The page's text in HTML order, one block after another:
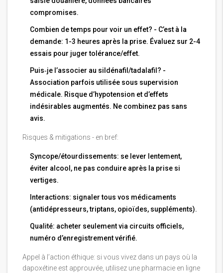
compromises.
Combien de temps pour voir un effet? - C’est à la
demande: 1-3 heures après la prise. Évaluez sur 2-4
essais pour juger tolérance/effet.
Puis‑je l’associer au sildénafil/tadalafil? -
Association parfois utilisée sous supervision
médicale. Risque d’hypotension et d’effets
indésirables augmentés. Ne combinez pas sans
avis.
Risques & mitigations - en bref:
Syncope/étourdissements: se lever lentement,
éviter alcool, ne pas conduire après la prise si
vertiges.
Interactions: signaler tous vos médicaments
(antidépresseurs, triptans, opioïdes, suppléments).
Qualité: acheter seulement via circuits officiels,
numéro d’enregistrement vérifié.
Appel à l’action éthique: si vous vivez dans un pays où la
dapoxétine est approuvée, utilisez une pharmacie en ligne